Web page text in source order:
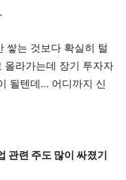
쌓는 것보다 확실히 털
올라가는데 장기 투자자
될텐데… 어디까지 신
관련 주도 많이 싸졌기